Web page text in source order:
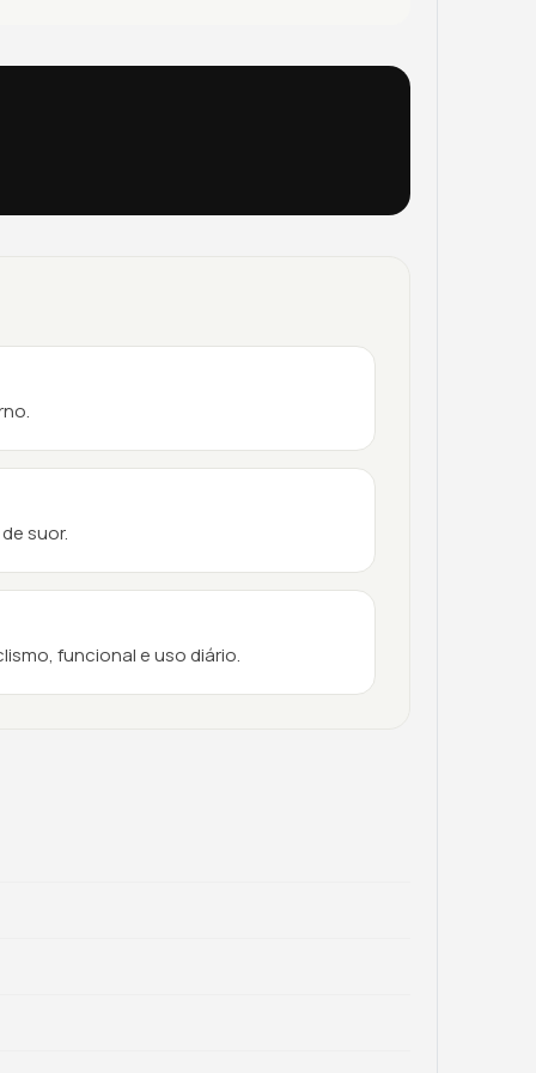
suor.
funcional e uso diário.